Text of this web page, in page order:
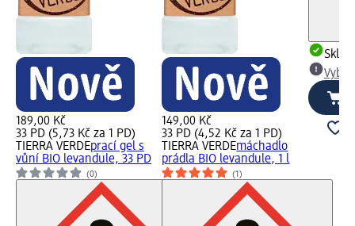
189,00 Kč
33 PD (5,73 Kč za 1 PD)
TIERRA VERDEprací gel s
vůní BIO levandule, 33 PD
(0)
149,00 Kč
33 PD (4,52 Kč za 1 PD)
TIERRA VERDEmáchadlo
prádla BIO levandule, 1 l
(1)